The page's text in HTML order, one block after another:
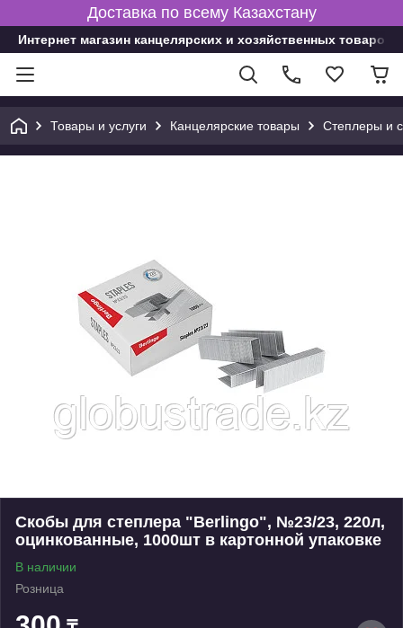
Доставка по всему Казахстану
Интернет магазин канцелярских и хозяйственных товаров
Товары и услуги Канцелярские товары Степлеры и
Скобы для степлера "Berlingo", №23/23, 220л,
оцинкованные, 1000шт в картонной упаковке
В наличии
Розница